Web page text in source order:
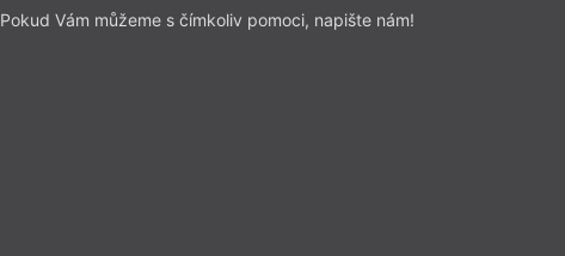
Z čísla 14/2016
Pokud Vám můžeme s čímkoliv pomoci, napište nám!